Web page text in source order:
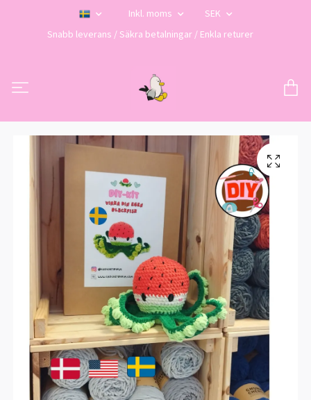
Inkl. moms
SEK
Snabb leverans / Säkra betalningar / Enkla returer